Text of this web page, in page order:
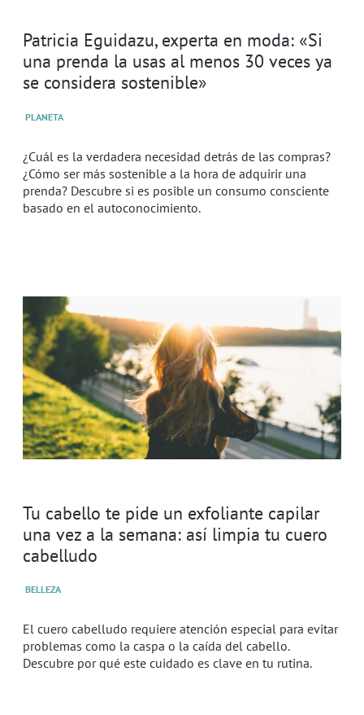
Patricia Eguidazu, experta en moda: «Si
una prenda la usas al menos 30 veces ya
se considera sostenible»
PLANETA
¿Cuál es la verdadera necesidad detrás de las compras?
¿Cómo ser más sostenible a la hora de adquirir una
prenda? Descubre si es posible un consumo consciente
basado en el autoconocimiento.
Tu cabello te pide un exfoliante capilar
una vez a la semana: así limpia tu cuero
cabelludo
BELLEZA
El cuero cabelludo requiere atención especial para evitar
problemas como la caspa o la caída del cabello.
Descubre por qué este cuidado es clave en tu rutina.